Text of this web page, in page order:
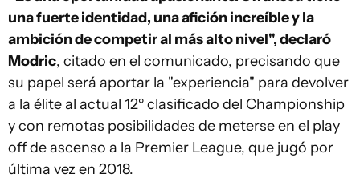
una fuerte identidad, una afición increíble y la
ambición de competir al más alto nivel", declaró
Modric, citado en el comunicado, precisando que
su papel será aportar la "experiencia" para devolver
a la élite al actual 12º clasificado del Championship
y con remotas posibilidades de meterse en el play
off de ascenso a la Premier League, que jugó por
última vez en 2018.